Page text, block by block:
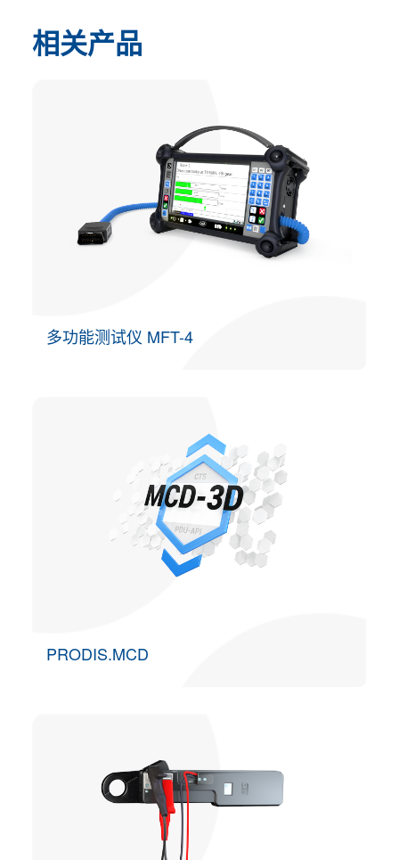
相关产品
多功能测试仪 MFT-4
PRODIS.MCD